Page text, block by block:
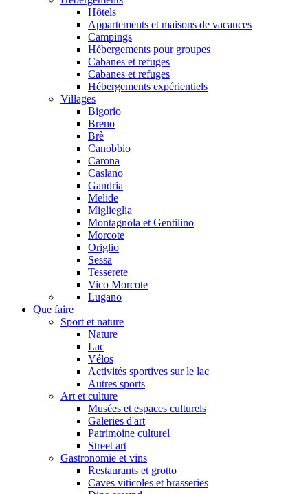
Hôtels
Appartements et maisons de vacances
Campings
Hébergements pour groupes
Cabanes et refuges
Cabanes et refuges
Hébergements expérientiels
Villages
Bigorio
Breno
Brè
Canobbio
Carona
Caslano
Gandria
Melide
Miglieglia
Montagnola et Gentilino
Morcote
Origlio
Sessa
Tesserete
Vico Morcote
Lugano
Que faire
Sport et nature
Nature
Lac
Vélos
Activités sportives sur le lac
Autres sports
Art et culture
Musées et espaces culturels
Galeries d'art
Patrimoine culturel
Street art
Gastronomie et vins
Restaurants et grotto
Caves viticoles et brasseries